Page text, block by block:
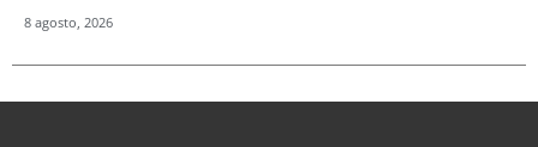
8 agosto, 2026